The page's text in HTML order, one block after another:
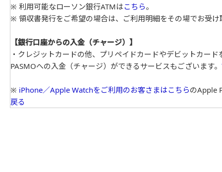
※ 利用可能なローソン銀行ATMはこちら。
※ 領収書発行をご希望の場合は、ご利用明細をその場でお受け
【銀行口座からの入金（チャージ）】
・クレジットカードの他、プリペイドカードやデビットカー
PASMOへの入金（チャージ）ができるサービスもございます。
※ iPhone／Apple Watchをご利用のお客さまはこちらのApple
戻る